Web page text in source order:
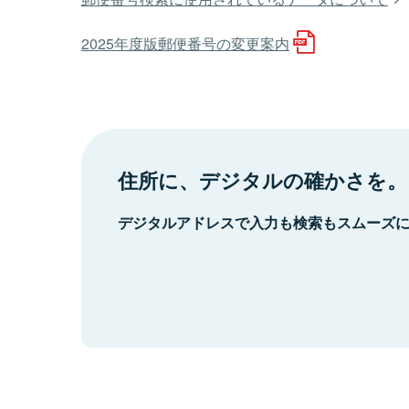
2025年度版郵便番号の変更案内
住所に、デジタルの確かさを。
デジタルアドレスで入力も検索もスムーズ